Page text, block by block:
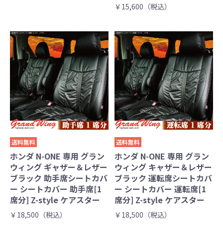
￥15,600（税込）
送料無料
ホンダ N-ONE 専用 グラン
ウィング ギャザー＆レザー
ブラック 助手席シートカバ
ー シートカバー 助手席[1
席分] Z-style ケアスター
￥18,500（税込）
送料無料
ホンダ N-ONE 専用 グラン
ウィング キャザー＆レザー
ブラック 運転席シートカバ
ー シートカバー 運転席[1
席分] Z-style ケアスター
￥18,500（税込）